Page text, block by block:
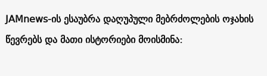
JAMnews-ის ესაუბრა დაღუპული მებრძოლების ოჯახის
წევრებს და მათი ისტორიები მოისმინა: